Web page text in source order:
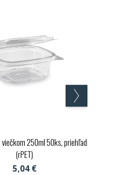
250ml 50ks, priehľadná
(rPET)
5,04 €